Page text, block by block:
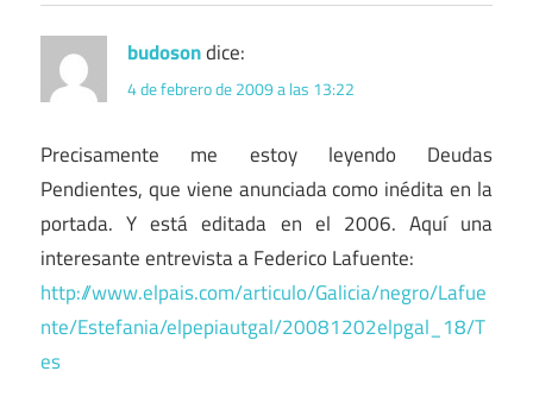
budosondice:
4 de febrero de 2009 a las 13:22
Precisamente me estoy leyendo Deudas
Pendientes, que viene anunciada como inédita en la
portada. Y está editada en el 2006. Aquí una
interesante entrevista a Federico Lafuente:
http://www.elpais.com/articulo/Galicia/negro/Lafue
nte/Estefania/elpepiautgal/20081202elpgal_18/T
es